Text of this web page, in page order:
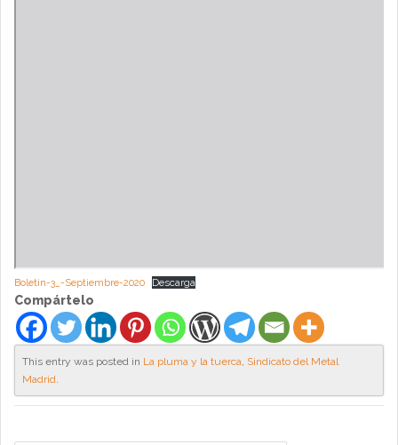
Boletin-3_-Septiembre-2020 Descarga
Compártelo
This entry was posted in La pluma y la tuerca, Sindicato del Metal
Madrid.